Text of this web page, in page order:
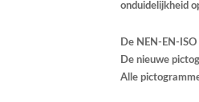
onduidelijkheid
De NEN-EN-
De nieuwe
Alle